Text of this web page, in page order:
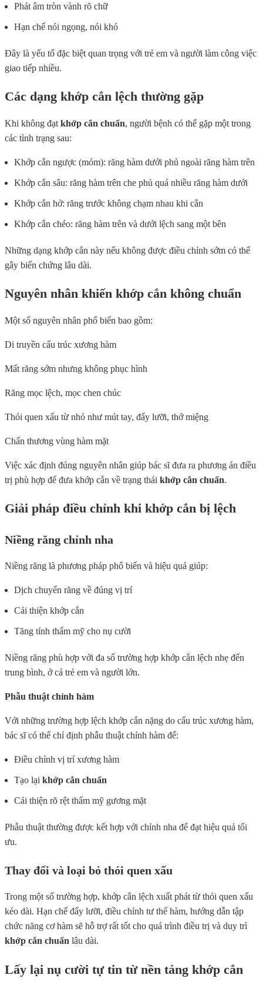
Phát âm tròn vành rõ chữ
Hạn chế nói ngọng, nói khó
Đây là yếu tố đặc biệt quan trọng với trẻ em và người làm công việc
giao tiếp nhiều.
Các dạng khớp cắn lệch thường gặp
Khi không đạt khớp cắn chuẩn, người bệnh có thể gặp một trong
các tình trạng sau:
Khớp cắn ngược (móm): răng hàm dưới phủ ngoài răng hàm trên
Khớp cắn sâu: răng hàm trên che phủ quá nhiều răng hàm dưới
Khớp cắn hở: răng trước không chạm nhau khi cắn
Khớp cắn chéo: răng hàm trên và dưới lệch sang một bên
Những dạng khớp cắn này nếu không được điều chỉnh sớm có thể
gây biến chứng lâu dài.
Nguyên nhân khiến khớp cắn không chuẩn
Một số nguyên nhân phổ biến bao gồm:
Di truyền cấu trúc xương hàm
Mất răng sớm nhưng không phục hình
Răng mọc lệch, mọc chen chúc
Thói quen xấu từ nhỏ như mút tay, đẩy lưỡi, thở miệng
Chấn thương vùng hàm mặt
Việc xác định đúng nguyên nhân giúp bác sĩ đưa ra phương án điều
trị phù hợp để đưa khớp cắn về trạng thái khớp cắn chuẩn.
Giải pháp điều chỉnh khi khớp cắn bị lệch
Niềng răng chỉnh nha
Niềng răng là phương pháp phổ biến và hiệu quả giúp:
Dịch chuyển răng về đúng vị trí
Cải thiện khớp cắn
Tăng tính thẩm mỹ cho nụ cười
Niềng răng phù hợp với đa số trường hợp khớp cắn lệch nhẹ đến
trung bình, ở cả trẻ em và người lớn.
Phẫu thuật chỉnh hàm
Với những trường hợp lệch khớp cắn nặng do cấu trúc xương hàm,
bác sĩ có thể chỉ định phẫu thuật chỉnh hàm để:
Điều chỉnh vị trí xương hàm
Tạo lại khớp cắn chuẩn
Cải thiện rõ rệt thẩm mỹ gương mặt
Phẫu thuật thường được kết hợp với chỉnh nha để đạt hiệu quả tối
ưu.
Thay đổi và loại bỏ thói quen xấu
Trong một số trường hợp, khớp cắn lệch xuất phát từ thói quen xấu
kéo dài. Hạn chế đẩy lưỡi, điều chỉnh tư thế hàm, hướng dẫn tập
chức năng cơ hàm sẽ hỗ trợ rất tốt cho quá trình điều trị và duy trì
khớp cắn chuẩn lâu dài.
Lấy lại nụ cười tự tin từ nền tảng khớp cắn